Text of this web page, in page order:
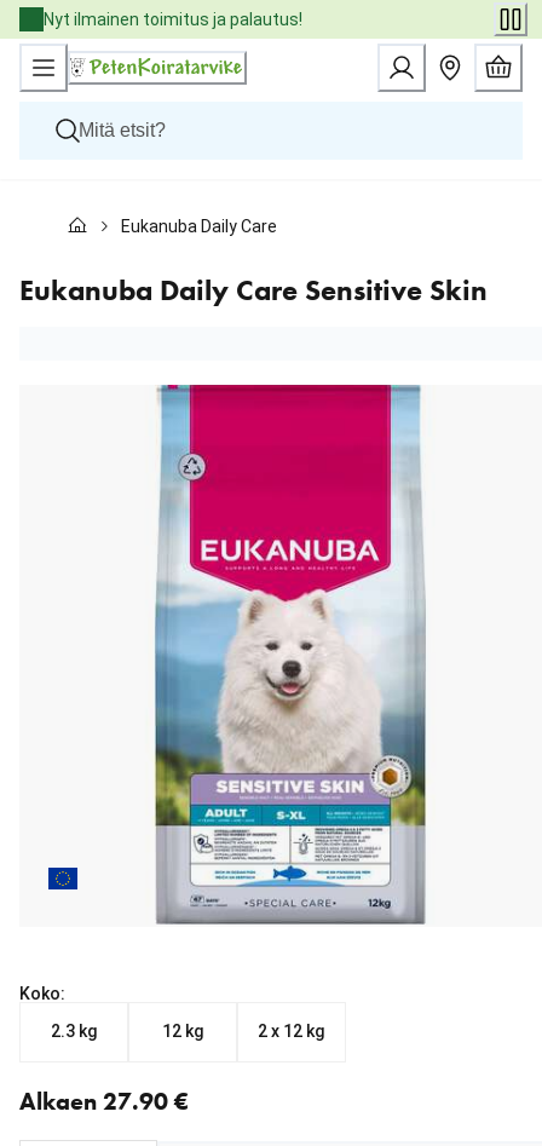
Skip
to
Content
Nyt ilmainen toimitus ja palautus!
Kissat
Eläinlääkäriruoat
Tuotemerkit
Eukanuba Daily Care Sensitive Skin
Eukanuba Daily Care Sensitive Skin
Koko:
2.3 kg
12 kg 2 x 12 kg
Alkaen 27.90 €